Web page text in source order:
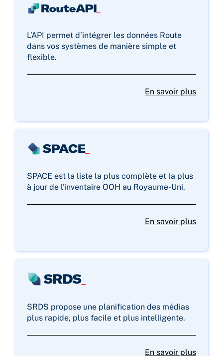
L’API permet d’intégrer les données Route
dans vos systèmes de manière simple et
flexible.
En savoir plus
SPACE est la liste la plus complète et la plus
à jour de l'inventaire OOH au Royaume-Uni.
En savoir plus
SRDS propose une planification des médias
plus rapide, plus facile et plus intelligente.
En savoir plus